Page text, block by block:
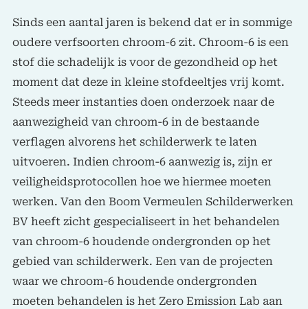
Sinds een aantal jaren is bekend dat er in sommige
oudere verfsoorten chroom-6 zit. Chroom-6 is een
stof die schadelijk is voor de gezondheid op het
moment dat deze in kleine stofdeeltjes vrij komt.
Steeds meer instanties doen onderzoek naar de
aanwezigheid van chroom-6 in de bestaande
verflagen alvorens het schilderwerk te laten
uitvoeren. Indien chroom-6 aanwezig is, zijn er
veiligheidsprotocollen hoe we hiermee moeten
werken. Van den Boom Vermeulen Schilderwerken
BV heeft zicht gespecialiseert in het behandelen
van chroom-6 houdende ondergronden op het
gebied van schilderwerk. Een van de projecten
waar we chroom-6 houdende ondergronden
moeten behandelen is het Zero Emission Lab aan